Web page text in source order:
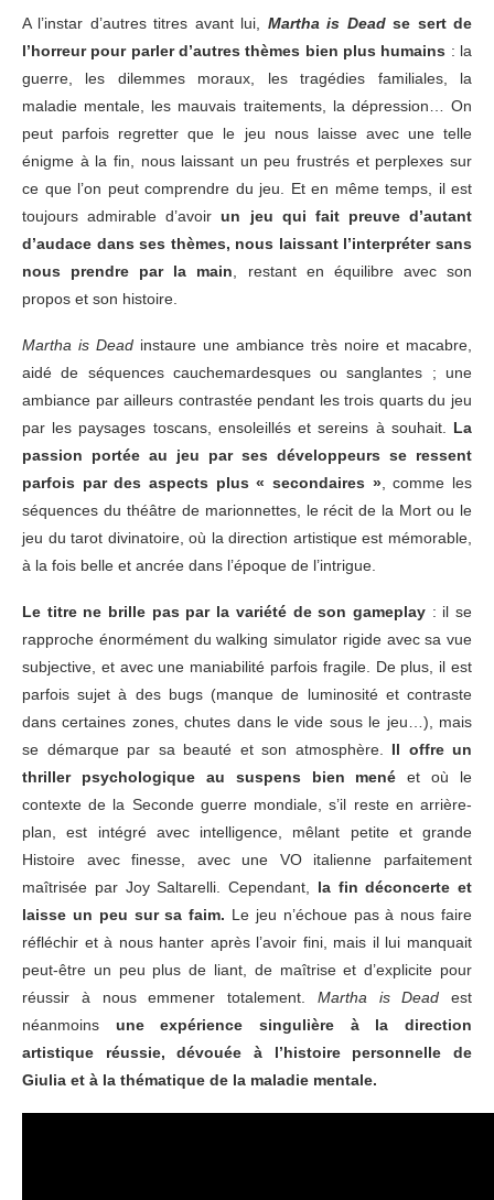
A l’instar d’autres titres avant lui, Martha is Deadse sert de
l’horreur pour parler d’autres thèmes bien plus humains : la
guerre, les dilemmes moraux, les tragédies familiales, la
maladie mentale, les mauvais traitements, la dépression… On
peut parfois regretter que le jeu nous laisse avec une telle
énigme à la fin, nous laissant un peu frustrés et perplexes sur
ce que l’on peut comprendre du jeu. Et en même temps, il est
toujours admirable d’avoirun jeu qui fait preuve d’autant
d’audace dans ses thèmes, nous laissant l’interpréter sans
nous prendre par la main, restant en équilibre avec son
propos et son histoire.
Martha is Dead instaure une ambiance très noire et macabre,
aidé de séquences cauchemardesques ou sanglantes ; une
ambiance par ailleurs contrastée pendant les trois quarts du jeu
par les paysages toscans, ensoleillés et sereins à souhait. La
passion portée au jeu par ses développeurs se ressent
parfois par des aspects plus « secondaires », comme les
séquences du théâtre de marionnettes, le récit de la Mort ou le
jeu du tarot divinatoire, où la direction artistique est mémorable,
à la fois belle et ancrée dans l’époque de l’intrigue.
Le titre ne brille pas par la variété de son gameplay: il se
rapproche énormément du walking simulator rigide avec sa vue
subjective, et avec une maniabilité parfois fragile. De plus, il est
parfois sujet à des bugs (manque de luminosité et contraste
dans certaines zones, chutes dans le vide sous le jeu…), mais
se démarque par sa beauté et son atmosphère. Il offre un
thriller psychologique au suspens bien mené et où le
contexte de la Seconde guerre mondiale, s’il reste en arrière-
plan, est intégré avec intelligence, mêlant petite et grande
Histoire avec finesse, avec une VO italienne parfaitement
maîtrisée par Joy Saltarelli. Cependant, la fin déconcerte et
laisse un peu sur sa faim. Le jeu n’échoue pas à nous faire
réfléchir et à nous hanter après l’avoir fini, mais il lui manquait
peut-être un peu plus de liant, de maîtrise et d’explicite pour
réussir à nous emmener totalement. Martha is Dead est
néanmoins une expérience singulière à la direction
artistique réussie, dévouée à l’histoire personnelle de
Giulia et à la thématique de la maladie mentale.